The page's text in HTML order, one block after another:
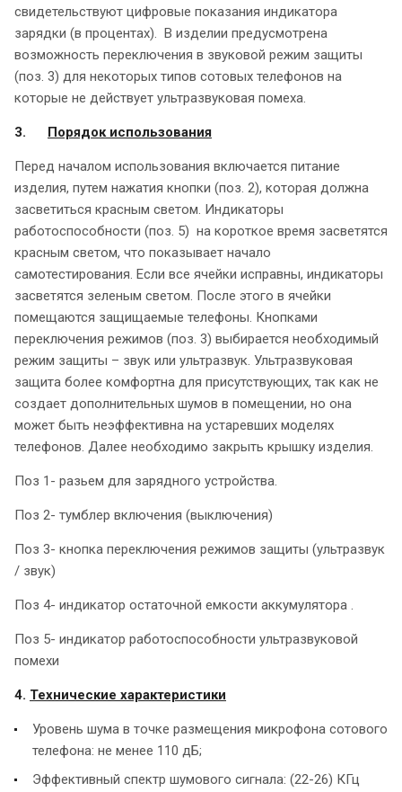
свидетельствуют цифровые показания индикатора
зарядки (в процентах). В изделии предусмотрена
возможность переключения в звуковой режим защиты
(поз. 3) для некоторых типов сотовых телефонов на
которые не действует ультразвуковая помеха.
3. Порядок использования
Перед началом использования включается питание
изделия, путем нажатия кнопки (поз. 2), которая должна
засветиться красным светом. Индикаторы
работоспособности (поз. 5) на короткое время засветятся
красным светом, что показывает начало
самотестирования. Если все ячейки исправны, индикаторы
засветятся зеленым светом. После этого в ячейки
помещаются защищаемые телефоны. Кнопками
переключения режимов (поз. 3) выбирается необходимый
режим защиты – звук или ультразвук. Ультразвуковая
защита более комфортна для присутствующих, так как не
создает дополнительных шумов в помещении, но она
может быть неэффективна на устаревших моделях
телефонов. Далее необходимо закрыть крышку изделия.
Поз 1- разьем для зарядного устройства.
Поз 2- тумблер включения (выключения)
Поз 3- кнопка переключения режимов защиты (ультразвук
/ звук)
Поз 4- индикатор остаточной емкости аккумулятора .
Поз 5- индикатор работоспособности ультразвуковой
помехи
4. Технические характеристики
Уровень шума в точке размещения микрофона сотового
телефона: не менее 110 дБ;
Эффективный спектр шумового сигнала: (22-26) КГц